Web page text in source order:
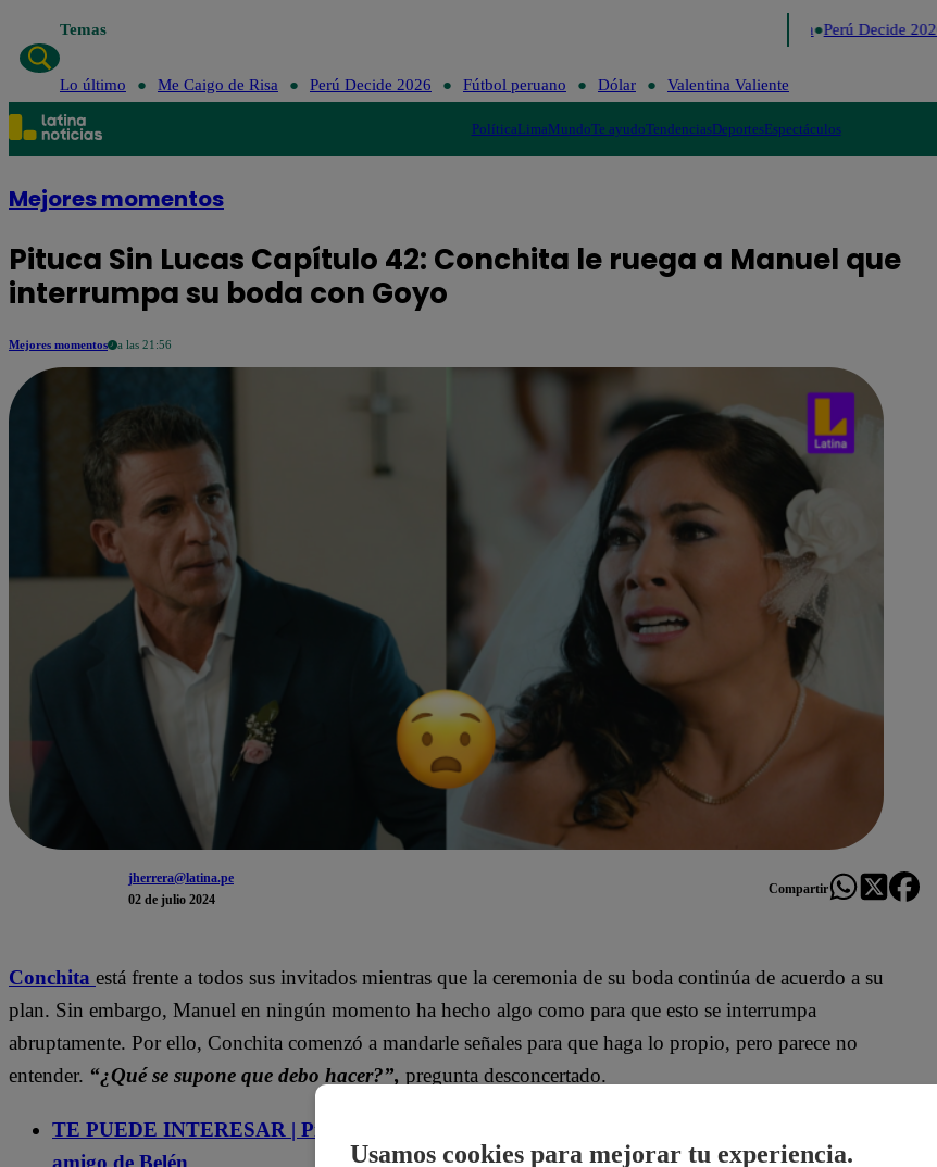
Temas Perú Decide 2026
Lo último Me Caigo de Risa Perú Decide 2026 Fútbol peruano Dólar Valentina Valiente
PolíticaLimaMundoTe ayudoTendenciasDeportesEspectáculos
Mejores momentos
Pituca Sin Lucas Capítulo 42: Conchita le ruega a Manuel que
interrumpa su boda con Goyo
Mejores momentos a las 21:56
jherrera@latina.pe
02 de julio 2024
Compartir
Conchita está frente a todos sus invitados mientras que la ceremonia de su boda continúa de acuerdo a su
plan. Sin embargo, Manuel en ningún momento ha hecho algo como para que esto se interrumpa
abruptamente. Por ello, Conchita comenzó a mandarle señales para que haga lo propio, pero parece no
entender. “¿Qué se supone que debo hacer?”, pregunta desconcertado.
TE PUEDE INTERESAR | Pituca Sin Lucas Capítulo 41: Franco ¿CELOSO? encara al nuevo
amigo de Belén
Usamos cookies para mejorar tu experiencia.